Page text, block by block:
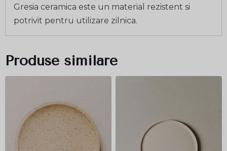
Gresia ceramica este un material rezistent si
potrivit pentru utilizare zilnica.
Produse similare